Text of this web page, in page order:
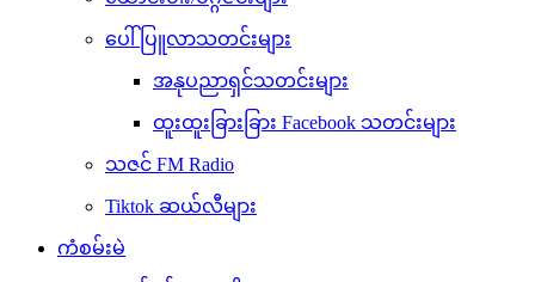
ပေါ်ပြူလာသတင်းများ
အနုပညာရှင်သတင်းများ
ထူးထူးခြားခြား Facebook သတင်းများ
သဇင် FM Radio
Tiktok ဆယ်လီများ
ကံစမ်းမဲ